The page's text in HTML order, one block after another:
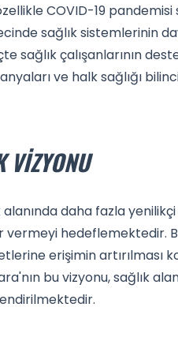
COVID-19
sağlık sistemlerinin
sağlık çalışanlarının
ve halk sağlığı
VIZYONU
daha fazla
hedeflemektedir.
erişimin artırılması
bu vizyonu, sağlık